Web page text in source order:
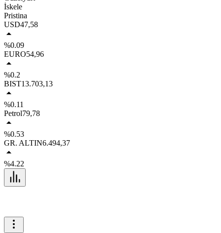
İskele
Pristina
USD47,58
%0.09
EURO54,96
%0.2
BIST13.703,13
%0.11
Petrol79,78
%0.53
GR. ALTIN6.494,37
%4.22